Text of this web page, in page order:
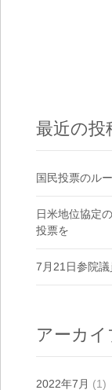
最近の投
国民投票のル
日米地位協定
投票を
7月21日参院
アーカイ
2022年7月 (1)